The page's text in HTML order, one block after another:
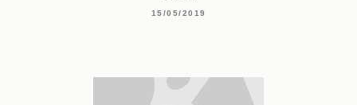
15/05/2019